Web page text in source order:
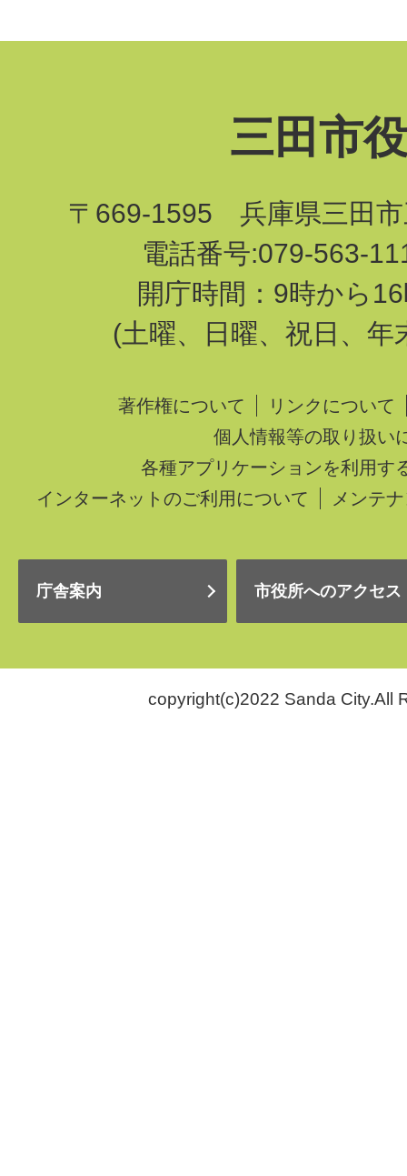
三田市
〒669-1595 兵庫県三田市
電話番号:079-563-
開庁時間：9時から
(土曜、日曜、祝日、年
著作権について
リンクについて
個人情報等の取り扱い
各種アプリケーションを利用す
インターネットのご利用について
メンテ
庁舎案内 市役所へのアクセス
copyright(c)2022 Sanda City.All